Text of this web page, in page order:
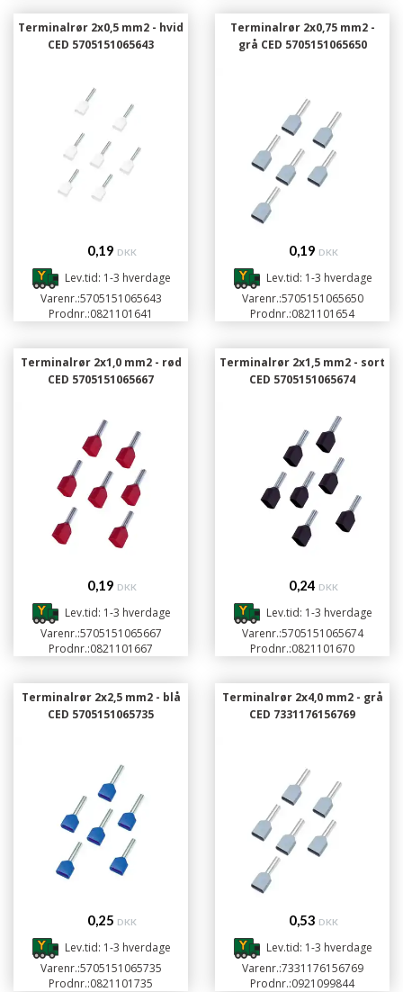
Terminalrør 2x0,5 mm2 - hvid
CED 5705151065643
0,19 DKK
Lev.tid: 1-3 hverdage
Varenr.:5705151065643
Prodnr.:0821101641
Terminalrør 2x0,75 mm2 -
grå CED 5705151065650
0,19 DKK
Lev.tid: 1-3 hverdage
Varenr.:5705151065650
Prodnr.:0821101654
Terminalrør 2x1,0 mm2 - rød
CED 5705151065667
0,19 DKK
Lev.tid: 1-3 hverdage
Varenr.:5705151065667
Prodnr.:0821101667
Terminalrør 2x1,5 mm2 - sort
CED 5705151065674
0,24 DKK
Lev.tid: 1-3 hverdage
Varenr.:5705151065674
Prodnr.:0821101670
Terminalrør 2x2,5 mm2 - blå
CED 5705151065735
0,25 DKK
Lev.tid: 1-3 hverdage
Varenr.:5705151065735
Prodnr.:0821101735
Terminalrør 2x4,0 mm2 - grå
CED 7331176156769
0,53 DKK
Lev.tid: 1-3 hverdage
Varenr.:7331176156769
Prodnr.:0921099844